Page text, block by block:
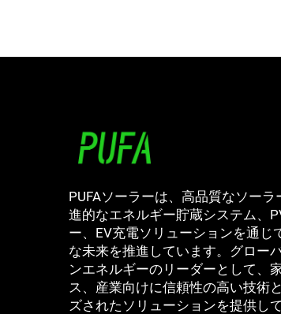
PUFAソーラーは、高品質なソーラ
進的なエネルギー貯蔵システム、
ー、EV充電ソリューションを通じ
な未来を推進しています。グロー
ンエネルギーのリーダーとして、
ス、産業向けに信頼性の高い技術
ズされたソリューションを提供し